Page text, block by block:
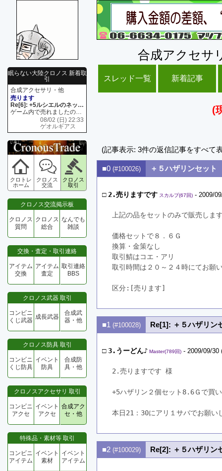
眠らない大陸クロノス 新着取
引
合成アクセサリ・他
売ります
Re[6]: +5ルシエルのネックレス
ゲーム内で売れましたので 在庫がネク1 リング4 となります リングのお値段は80G といたします
08/02 (日) 22:33
ゲオルギアス
クロトレ
ホーム
クロノス
交流
クロノス
取引
クロノス交流掲示板
クロノス
質問
クロノス
総合
なんでも
雑談
交換・査定・取引連絡
アイテム
交換
アイテム
査定
取引連絡
BBS
クロノス武器 取引
コンビニ
くじ武器 成長武器
合成武
器・他
クロノス防具 取引
コンビニ
くじ防具
イベント
防具
合成防
具・他
クロノスアクセサリ 取引
コンビニ
アクセ
イベント
アクセ
合成アク
セ・他
特殊品・素材等 取引
コンビニ
アイテム
イベント
素材
イベント
アイテム
合成アクセサ
スレッド一覧 新着記事
(
(記事表示: 3件の返信記事をすべて
■0 (#100026) ＋５ハザリンセット
□ 2.売りますです スカルプ(67回) - 2009/
上記の品をセットのみで販売しま
価格セットで８．６Ｇ
換算・金策なし
取引鯖はコエ・アリ
取引時間は２０～２４時にてお願
区分:[売ります]
■1 (#100028) Re[1]: ＋５ハザリン
□3.うーどん♪ Master(789回) - 2009/09/
2.売りますです 様
+5ハザリン２個セット8.6Ｇで買
本日21：30にアリ１サバでお願い
■2 (#100029) Re[2]: ＋５ハザリン